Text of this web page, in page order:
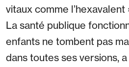
vitaux comme l’hexavalent
La santé publique
enfants ne tombent pas
dans toutes ses versions,